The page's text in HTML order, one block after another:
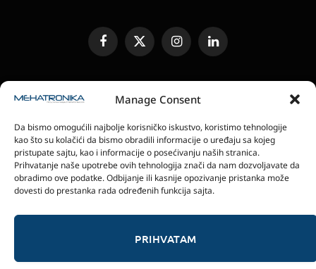
Manage Consent
Da bismo omogućili najbolje korisničko iskustvo, koristimo tehnologije
kao što su kolačići da bismo obradili informacije o uređaju sa kojeg
pristupate sajtu, kao i informacije o posećivanju naših stranica.
Prihvatanje naše upotrebe ovih tehnologija znači da nam dozvoljavate da
obradimo ove podatke. Odbijanje ili kasnije opozivanje pristanka može
dovesti do prestanka rada određenih funkcija sajta.
PRIHVATAM
FacebookX
(Twitter)
InstagramLinkedIn
SLANJE JEDINICA ZA RECENZIJU
ELEKTRONSKA IZDANJA
POLITIKA PRIVATNOSTI
POLITIKA KOLAČIĆA
magazin Mehatronika - Agencija “Gomo Design”
Stanoja Glavaša 37, 26300 Vršac, Serbia
© 2026 magazin Mehatronika by Gomo Design.